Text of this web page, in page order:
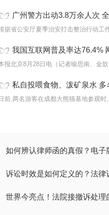
广州警方出动3.8万余人次 全力开展夏夜治
我国互联网普及率达76.4%
私自投喂食物、泼矿泉水 多名游